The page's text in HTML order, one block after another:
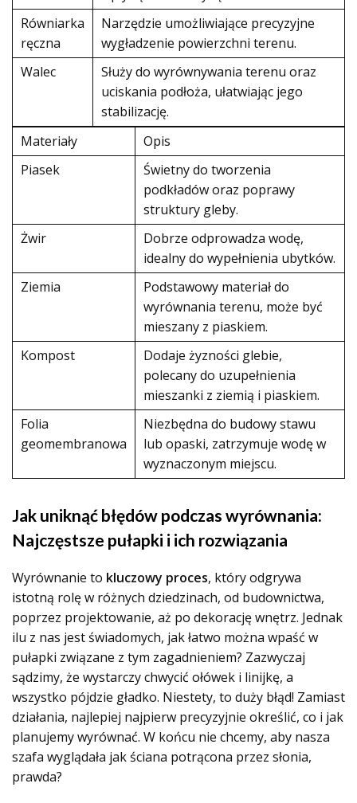
Równiarka
ręczna
Narzędzie umożliwiające precyzyjne
wygładzenie powierzchni terenu.
Walec
Służy do wyrównywania terenu oraz
uciskania podłoża, ułatwiając jego
stabilizację.
Materiały
Opis
Piasek
Świetny do tworzenia
podkładów oraz poprawy
struktury gleby.
Żwir
Dobrze odprowadza wodę,
idealny do wypełnienia ubytków.
Ziemia
Podstawowy materiał do
wyrównania terenu, może być
mieszany z piaskiem.
Kompost
Dodaje żyzności glebie,
polecany do uzupełnienia
mieszanki z ziemią i piaskiem.
Folia
geomembranowa
Niezbędna do budowy stawu
lub opaski, zatrzymuje wodę w
wyznaczonym miejscu.
Jak uniknąć błędów podczas wyrównania:
Najczęstsze pułapki i ich rozwiązania
Wyrównanie to kluczowy proces, który odgrywa
istotną rolę w różnych dziedzinach, od budownictwa,
poprzez projektowanie, aż po dekorację wnętrz. Jednak
ilu z nas jest świadomych, jak łatwo można wpaść w
pułapki związane z tym zagadnieniem? Zazwyczaj
sądzimy, że wystarczy chwycić ołówek i linijkę, a
wszystko pójdzie gładko. Niestety, to duży błąd! Zamiast
działania, najlepiej najpierw precyzyjnie określić, co i jak
planujemy wyrównać. W końcu nie chcemy, aby nasza
szafa wyglądała jak ściana potrącona przez słonia,
prawda?